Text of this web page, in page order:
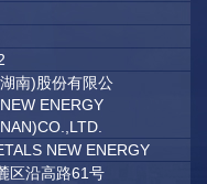
南)股份有限公
ENERGY
NEW ENERGY
区沿高路61号